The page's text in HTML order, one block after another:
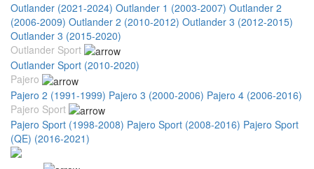
Outlander (2021-2024) Outlander 1 (2003-2007) Outlander 2
(2006-2009) Outlander 2 (2010-2012) Outlander 3 (2012-2015)
Outlander 3 (2015-2020)
Outlander Sport
Outlander Sport (2010-2020)
Pajero
Pajero 2 (1991-1999) Pajero 3 (2000-2006) Pajero 4 (2006-2016)
Pajero Sport
Pajero Sport (1998-2008) Pajero Sport (2008-2016) Pajero Sport
(QE) (2016-2021)